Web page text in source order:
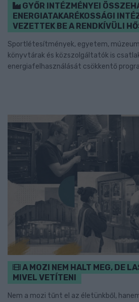
GYŐR INTÉZMÉNYEI
ENERGIATAKARÉKOSSÁGI
VEZETTEK BE A RENDKÍVÜLI
Sportlétesítmények, egyetem,
könyvtárak és közszolgáltatók is
energiafelhasználását csökkentő
A MOZI NEM HALT MEG, DE
MIVEL VETÍTENI
Nem a mozi tűnt el az életünkből,